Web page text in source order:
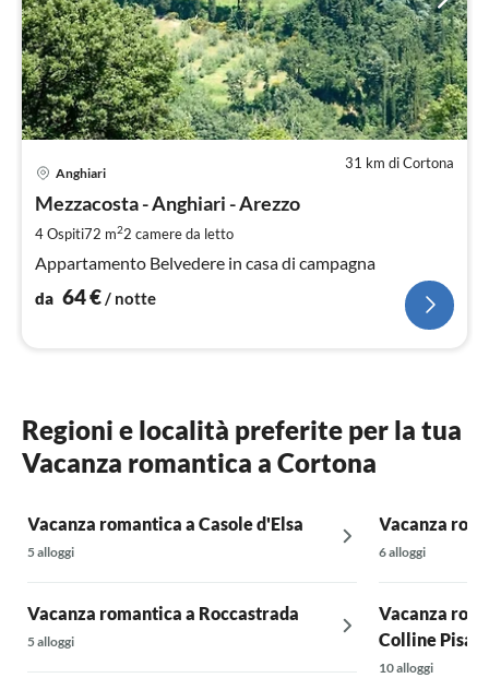
31 km di Cortona
Anghiari
Mezzacosta - Anghiari - Arezzo
4 Ospiti72 m22 camere da letto
Appartamento Belvedere in casa di campagna
da 64€/ notte
Regioni e località preferite per la tua
Vacanza romantica a Cortona
Vacanza romantica a Casole d'Elsa
5 alloggi
Vacanza romantica a Roccastrada
5 alloggi
Vacanza
6 alloggi
Vacanza
Colline
10 alloggi